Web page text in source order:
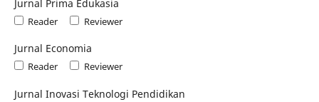
Jurnal Prima Edukasia
Reader Reviewer
Jurnal Economia
Reader Reviewer
Jurnal Inovasi Teknologi Pendidikan